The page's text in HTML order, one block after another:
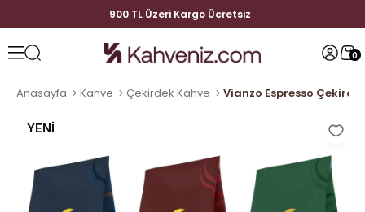
900 TL Üzeri Kargo Ücretsiz
0
Anasayfa Kahve Çekirdek Kahve
YENI